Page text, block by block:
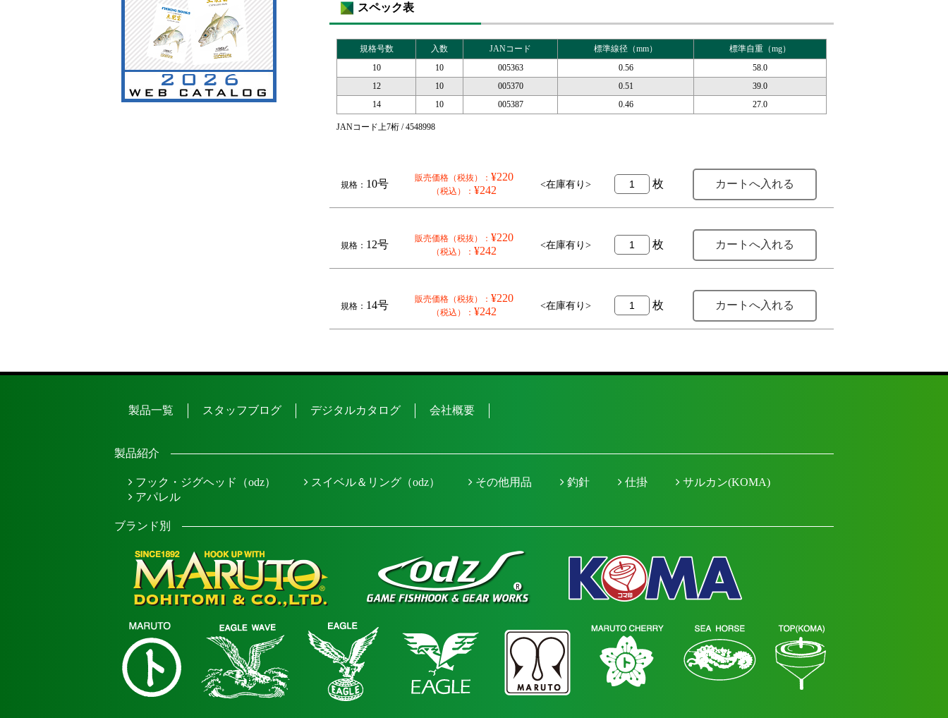
スペック表
規格号数 入数 JANコード 標準線径（mm）
標準自重（mg）
10
10 005363 0.56
58.0
12
10 005370 0.51
39.0
14
10 005387 0.46 27.0
JANコード上7桁 / 4548998
規格： 10号 販売価格（税抜）： ¥220
（税込）： ¥242 <在庫有り> 枚
規格： 12号 販売価格（税抜）： ¥220
（税込）： ¥242 <在庫有り> 枚
規格： 14号 販売価格（税抜）： ¥220
（税込）： ¥242 <在庫有り> 枚
製品一覧 スタッフブログ デジタルカタログ 会社概要
製品紹介
フック・ジグヘッド（odz） スイベル＆リング（odz） その他用品 釣針 仕掛
サルカン(KOMA)
アパレル
ブランド別